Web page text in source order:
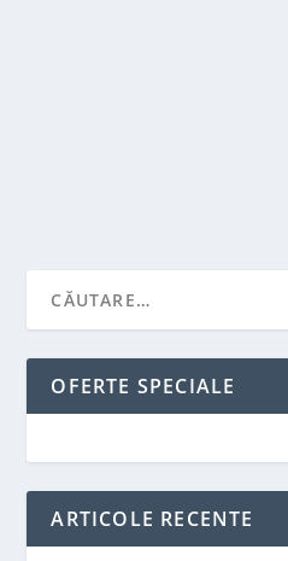
OFERTE SPECIALE
ARTICOLE RECENTE